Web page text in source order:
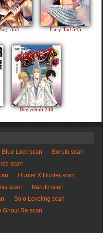
353 Fairy Tail 545
Beelzebub 240
Blue Lock scan
Boruto scan
scan
Hunter X Hunter scan
scan
Naruto scan
Solo Leveling scan
Ghoul Re scan